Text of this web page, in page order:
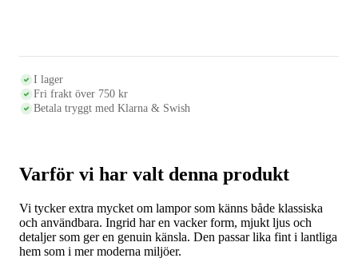
I lager
Fri frakt över 750 kr
Betala tryggt med Klarna & Swish
Varför vi har valt denna produkt
Vi tycker extra mycket om lampor som känns både klassiska
och användbara. Ingrid har en vacker form, mjukt ljus och
detaljer som ger en genuin känsla. Den passar lika fint i lantliga
hem som i mer moderna miljöer.